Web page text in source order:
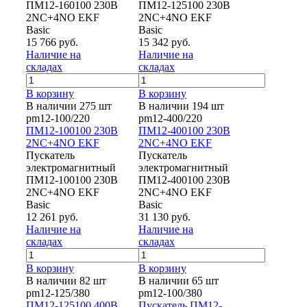
ПМ12-160100 230В
2NC+4NO EKF
Basic
15 766 руб.
Наличие на
складах
В корзину
ПМ12-125100 230В
2NC+4NO EKF
Basic
15 342 руб.
Наличие на
складах
В корзину
В наличии 275 шт
pm12-100/220
ПМ12-100100 230В
2NC+4NO EKF
Пускатель
электромагнитный
ПМ12-100100 230В
2NC+4NO EKF
Basic
12 261 руб.
Наличие на
складах
В корзину
В наличии 194 шт
pm12-400/220
ПМ12-400100 230В
2NC+4NO EKF
Пускатель
электромагнитный
ПМ12-400100 230В
2NC+4NO EKF
Basic
31 130 руб.
Наличие на
складах
В корзину
В наличии 82 шт
pm12-125/380
В наличии 65 шт
pm12-100/380